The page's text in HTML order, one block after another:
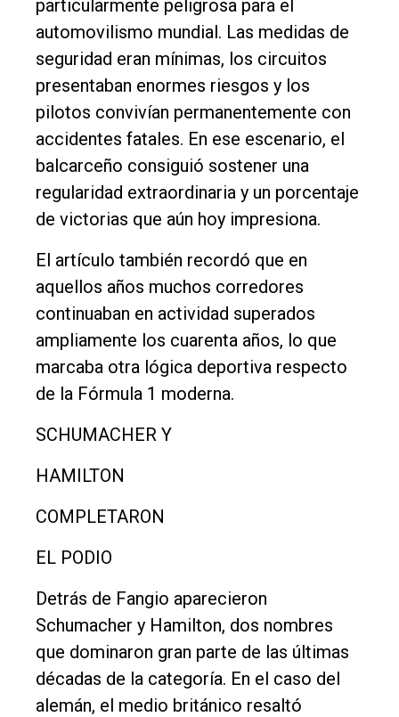
particularmente peligrosa para el
automovilismo mundial. Las medidas de
seguridad eran mínimas, los circuitos
presentaban enormes riesgos y los
pilotos convivían permanentemente con
accidentes fatales. En ese escenario, el
balcarceño consiguió sostener una
regularidad extraordinaria y un porcentaje
de victorias que aún hoy impresiona.
El artículo también recordó que en
aquellos años muchos corredores
continuaban en actividad superados
ampliamente los cuarenta años, lo que
marcaba otra lógica deportiva respecto
de la Fórmula 1 moderna.
SCHUMACHER Y
HAMILTON
COMPLETARON
EL PODIO
Detrás de Fangio aparecieron
Schumacher y Hamilton, dos nombres
que dominaron gran parte de las últimas
décadas de la categoría. En el caso del
alemán, el medio británico resaltó